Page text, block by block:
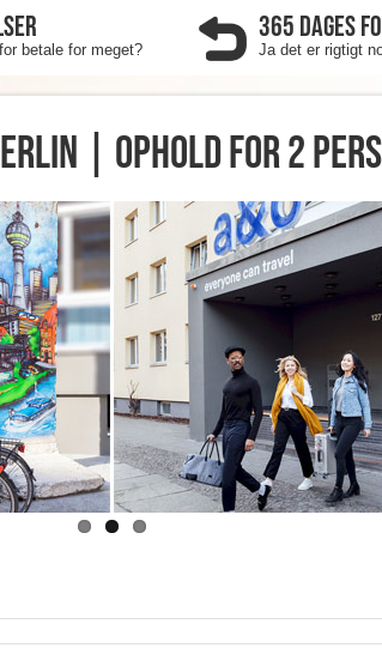
betale for meget?
365 DAGES
Ja det er rigtigt
| Ophold for 2